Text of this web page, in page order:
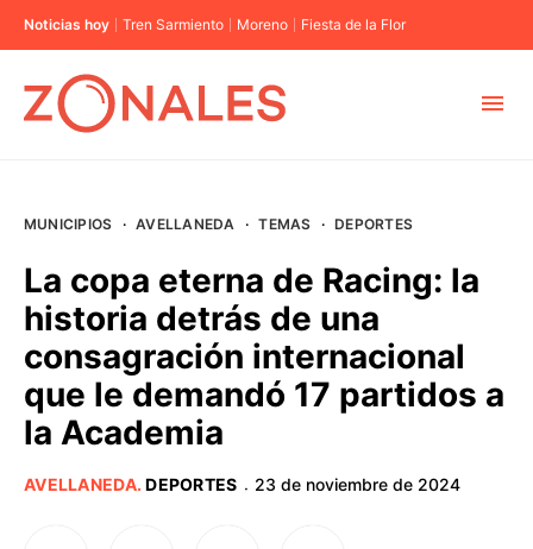
Noticias hoy Tren Sarmiento Moreno Fiesta de la Flor
BUENOS AIRES
PROVINCIAS
MUNICIPIOS · AVELLANEDA · TEMAS · DEPORTES
La copa eterna de Racing: la
historia detrás de una
consagración internacional
que le demandó 17 partidos a
la Academia
AVELLANEDA.DEPORTES · 23 de noviembre de 2024